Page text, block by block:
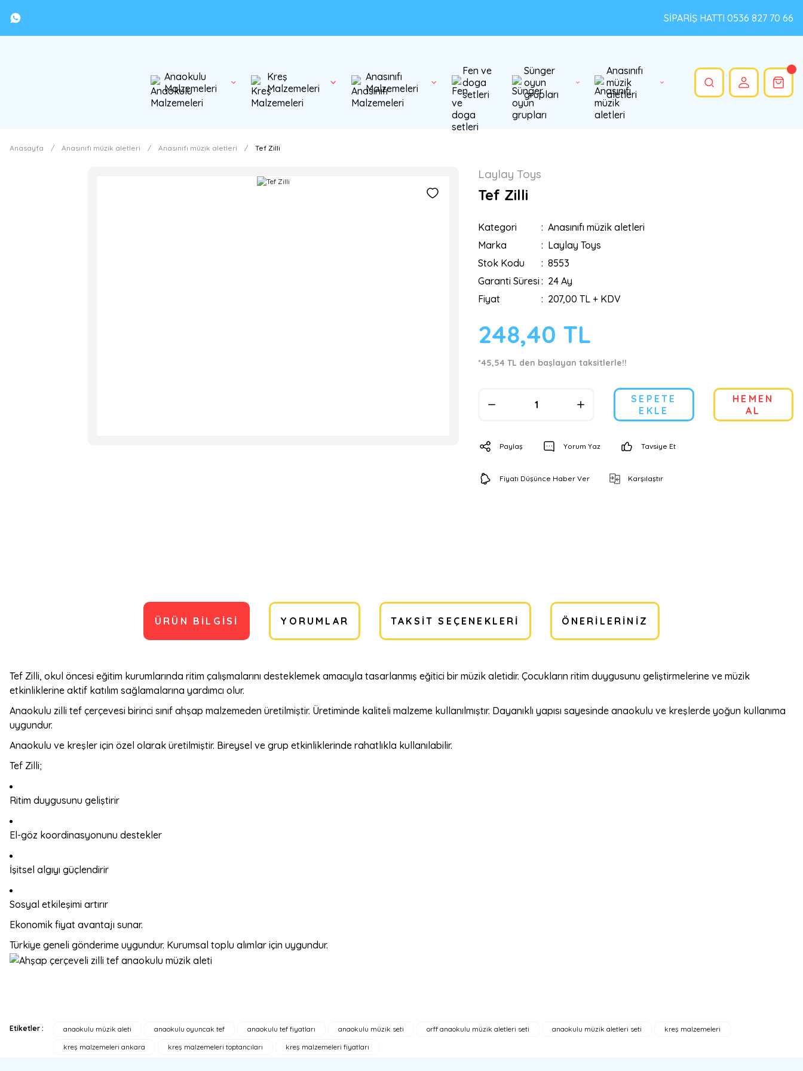
SİPARİŞ HATTI 0536 827 70 66
Anaokulu
Malzemeleri
Kreş
Malzemeleri
Anasınıfı
Malzemeleri
Fen ve
doga
setleri
Sünger
oyun
grupları
Anasınıfı
müzik
aletleri
Anasayfa Anasınıfı müzik aletleri Anasınıfı müzik aletleri Tef Zilli
Laylay Toys
Tef Zilli
Kategori
Anasınıfı müzik aletleri
Marka
Laylay Toys
Stok Kodu
8553
Garanti Süresi
24 Ay
Fiyat
207,00 TL + KDV
248,40 TL
*45,54 TL den başlayan taksitlerle!!
SEPETE
EKLE
HEMEN
AL
Paylaş Yorum Yaz Tavsiye Et
Fiyatı Düşünce Haber Ver Karşılaştır
ÜRÜN BILGISI YORUMLAR TAKSIT SEÇENEKLERI ÖNERILERINIZ
Tef Zilli, okul öncesi eğitim kurumlarında ritim çalışmalarını desteklemek amacıyla tasarlanmış eğitici bir müzik aletidir. Çocukların ritim duygusunu geliştirmelerine ve müzik
etkinliklerine aktif katılım sağlamalarına yardımcı olur.
Anaokulu zilli tef çerçevesi birinci sınıf ahşap malzemeden üretilmiştir. Üretiminde kaliteli malzeme kullanılmıştır. Dayanıklı yapısı sayesinde anaokulu ve kreşlerde yoğun kullanıma
uygundur.
Anaokulu ve kreşler için özel olarak üretilmiştir. Bireysel ve grup etkinliklerinde rahatlıkla kullanılabilir.
Tef Zilli;
Ritim duygusunu geliştirir
El-göz koordinasyonunu destekler
İşitsel algıyı güçlendirir
Sosyal etkileşimi artırır
Ekonomik fiyat avantajı sunar.
Türkiye geneli gönderime uygundur. Kurumsal toplu alımlar için uygundur.
Görüş ve önerileriniz için teşekkür ederiz.
Etiketler : anaokulu müzik aleti anaokulu oyuncak tef anaokulu tef fiyatları anaokulu müzik seti orff anaokulu müzik aletleri seti anaokulu müzik aletleri seti
kreş malzemeleri
kreş malzemeleri ankara
kreş malzemeleri toptancıları kreş malzemeleri fiyatları